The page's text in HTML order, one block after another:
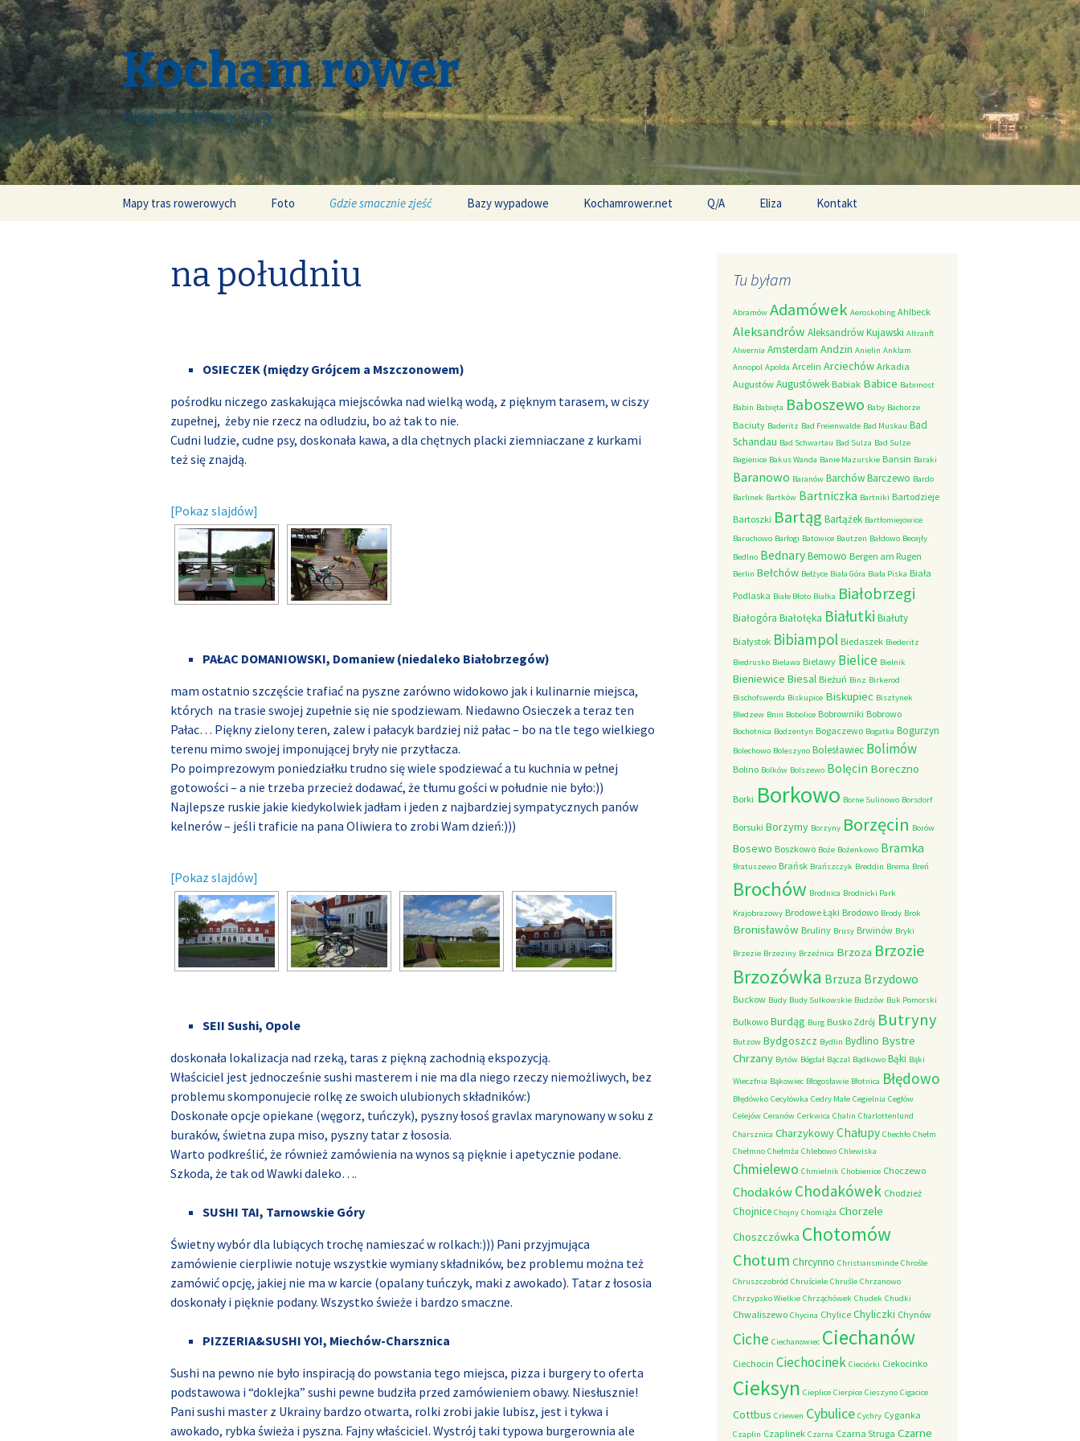
Kocham rower
blog rowerowy Elizy
Mapy tras rowerowych Foto Gdzie smacznie zjeść Bazy wypadowe Kochamrower.net Q/A Eliza Kontakt
na południu
OSIECZEK (między Grójcem a Mszczonowem)
pośrodku niczego zaskakująca miejscówka nad wielką wodą, z pięknym tarasem, w ciszy
zupełnej, żeby nie rzecz na odludziu, bo aż tak to nie.
Cudni ludzie, cudne psy, doskonała kawa, a dla chętnych placki ziemniaczane z kurkami
też się znajdą.
[Pokaz slajdów]
PAŁAC DOMANIOWSKI, Domaniew (niedaleko Białobrzegów)
mam ostatnio szczęście trafiać na pyszne zarówno widokowo jak i kulinarnie miejsca,
których na trasie swojej zupełnie się nie spodziewam. Niedawno Osieczek a teraz ten
Pałac… Piękny zielony teren, zalew i pałacyk bardziej niż pałac – bo na tle tego wielkiego
terenu mimo swojej imponującej bryły nie przytłacza.
Po poimprezowym poniedziałku trudno się wiele spodziewać a tu kuchnia w pełnej
gotowości – a nie trzeba przecież dodawać, że tłumu gości w południe nie było:))
Najlepsze ruskie jakie kiedykolwiek jadłam i jeden z najbardziej sympatycznych panów
kelnerów – jeśli traficie na pana Oliwiera to zrobi Wam dzień:)))
[Pokaz slajdów]
SEII Sushi, Opole
doskonała lokalizacja nad rzeką, taras z piękną zachodnią ekspozycją.
Właściciel jest jednocześnie sushi masterem i nie ma dla niego rzeczy niemożliwych, bez
problemu skomponujecie rolkę ze swoich ulubionych składników:)
Doskonałe opcje opiekane (węgorz, tuńczyk), pyszny łosoś gravlax marynowany w soku z
buraków, świetna zupa miso, pyszny tatar z łososia.
Warto podkreślić, że również zamówienia na wynos są pięknie i apetycznie podane.
Szkoda, że tak od Wawki daleko….
SUSHI TAI, Tarnowskie Góry
Świetny wybór dla lubiących trochę namieszać w rolkach:))) Pani przyjmująca
zamówienie cierpliwie notuje wszystkie wymiany składników, bez problemu można też
zamówić opcję, jakiej nie ma w karcie (opalany tuńczyk, maki z awokado). Tatar z łososia
doskonały i pięknie podany. Wszystko świeże i bardzo smaczne.
PIZZERIA&SUSHI YO!, Miechów-Charsznica
Sushi na pewno nie było inspiracją do powstania tego miejsca, pizza i burgery to oferta
podstawowa i “doklejka” sushi pewne budziła przed zamówieniem obawy. Niesłusznie!
Pani sushi master z Ukrainy bardzo otwarta, rolki zrobi jakie lubisz, jest i tykwa i
awokado, rybka świeża i pyszna. Fajny właściciel. Wystrój taki typowa burgerownia ale
Tu byłam
Abramów Adamówek Aeroskobing Ahlbeck
AleksandrówAleksandrów Kujawski Altranft
Alwernia Amsterdam Andzin Anielin Anklam
Annopol Apolda Arcelin Arciechów Arkadia
Augustów Augustówek Babiak Babice Babimost
Babin Babięta Baboszewo Baby Bachorze
Baciuty Baderitz Bad Freienwalde Bad Muskau Bad
Schandau Bad Schwartau Bad Sulza Bad Sulze
Bagienice Bakus Wanda Banie Mazurskie Bansin Baraki
Baranowo Baranów BarchówBarczewo Bardo
Barlinek Bartków Bartniczka Bartniki Bartodzieje
Bartoszki Bartąg Bartążek Bartłomiejowice
Baruchowo Barłogi Batowice Bautzen Bałdowo Becejły
Bedlno BednaryBemowo Bergen am Rugen
Berlin Bełchów Bełżyce Biała Góra Biała Piska Biała
Podlaska Białe Błoto Białka Białobrzegi
Białogóra Białołęka Białutki Białuty
Białystok Bibiampol Biedaszek Biederitz
Biedrusko Bielawa Bielawy Bielice Bielnik
Bieniewice Biesal Bieżuń Binz Birkerod
Bischofswerda Biskupice Biskupiec Bisztynek
Bledzew Bnin Bobolice Bobrowniki Bobrowo
Bochotnica Bodzentyn Bogaczewo Bogatka Bogurzyn
Bolechowo Boleszyno Bolesławiec Bolimów
Bolino Bolków Bolszewo Bolęcin Boreczno
Borki Borkowo Borne Sulinowo Borsdorf
Borsuki Borzymy Borzyny Borzęcin Borów
Bosewo Boszkowo Boże Bożenkowo Bramka
Bratuszewo Brańsk Brańszczyk Breddin Brema Breń
Brochów Brodnica Brodnicki Park
Krajobrazowy Brodowe Łąki Brodowo Brody Brok
Bronisławów Bruliny Brusy Brwinów Bryki
Brzezie Brzeziny Brzeźnica Brzoza Brzozie
Brzozówka Brzuza Brzydowo
Buckow Budy Budy Sulkowskie Budzów Buk Pomorski
Bulkowo Burdąg Burg Busko Zdrój Butryny
Butzow Bydgoszcz Bydlin Bydlino Bystre
Chrzany Bytów Bógdał Bączal Bądkowo Bąki Bąki
Wieczfnia Bąkowiec Błogosławie Błotnica Błędowo
Błędówko Cecylówka Cedry Małe Cegielnia Cegłów
Celejów Ceranów Cerkwica Chalin Charlottenlund
Charsznica CharzykowyChałupy Chechło Chełm
Chełmno Chełmża Chlebowo Chlewiska
Chmielewo Chmielnik Chobienice Choczewo
ChodakówChodakówek Chodzież
Chojnice Chojny Chomiąża Chorzele
Choszczówka Chotomów
Chotum Chrcynno Christiansminde Chrośle
Chruszczobród Chruściele Chruśle Chrzanowo
Chrzypsko Wielkie Chrząchówek Chudek Chudki
Chwaliszewo Chycina Chylice Chyliczki Chynów
Ciche Ciechanowiec Ciechanów
Ciechocin Ciechocinek Cieciórki Ciekocinko
Cieksyn Cieplice Cierpice Cieszyno Cigacice
Cottbus Criewen Cybulice Cychry Cyganka
Czaplin Czaplinek Czarna Czarna Struga Czarne